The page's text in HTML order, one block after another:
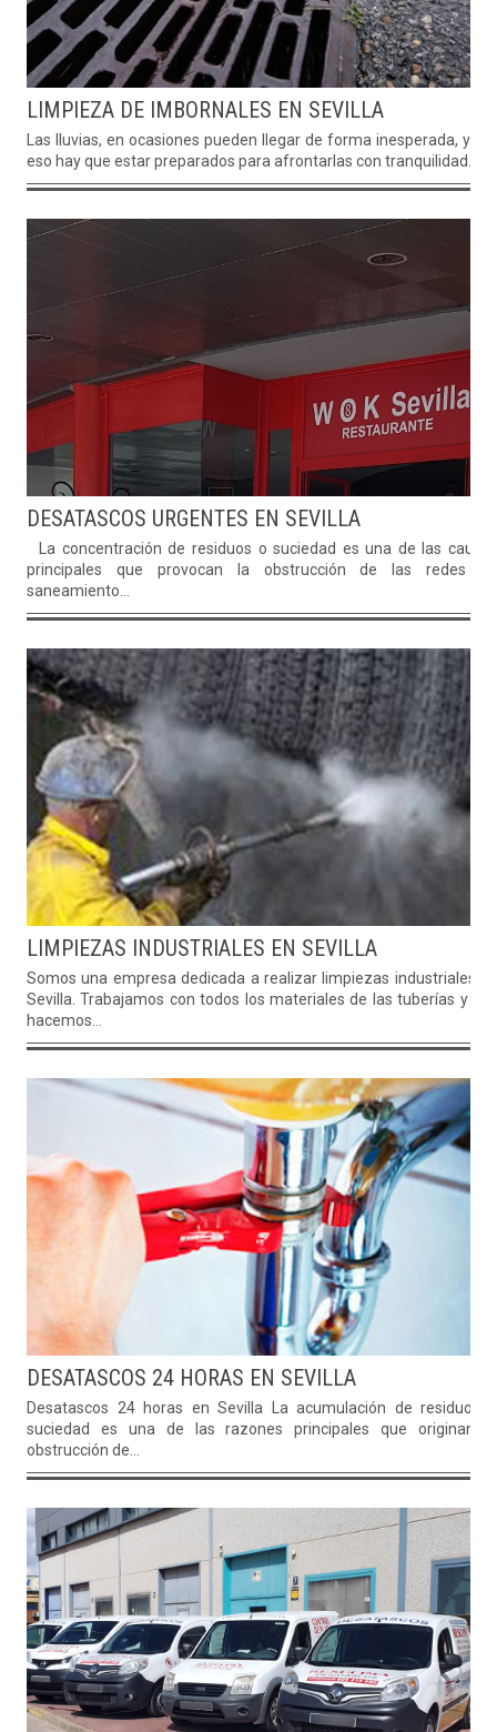
LIMPIEZA DE IMBORNALES EN SEVILLA
Las lluvias, en ocasiones pueden llegar de forma inesperada, y por
eso hay que estar preparados para afrontarlas con tranquilidad...
DESATASCOS URGENTES EN SEVILLA
La concentración de residuos o suciedad es una de las causas
principales que provocan la obstrucción de las redes de
saneamiento...
LIMPIEZAS INDUSTRIALES EN SEVILLA
Somos una empresa dedicada a realizar limpiezas industriales en
Sevilla. Trabajamos con todos los materiales de las tuberías y nos
hacemos...
DESATASCOS 24 HORAS EN SEVILLA
Desatascos 24 horas en Sevilla La acumulación de residuos o
suciedad es una de las razones principales que originan la
obstrucción de...